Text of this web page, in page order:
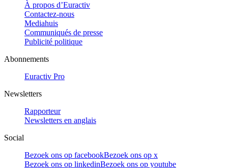
À propos d’Euractiv
Contactez-nous
Mediahuis
Communiqués de presse
Publicité politique
Abonnements
Euractiv Pro
Newsletters
Rapporteur
Newsletters en anglais
Social
Bezoek ons op facebookBezoek ons op x
Bezoek ons op linkedinBezoek ons op youtube